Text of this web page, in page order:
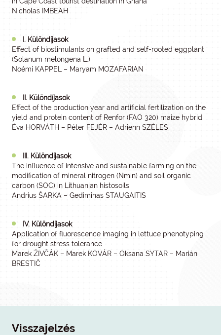
Nicholas IMBEAH
I. Különdíjasok
Effect of biostimulants on grafted and self-rooted eggplant
(Solanum melongena L.)
Noémi KAPPEL – Maryam MOZAFARIAN
II. Különdíjasok
Effect of the production year and artificial fertilization on the
yield and protein content of Renfor (FAO 320) maize hybrid
Éva HORVÁTH – Péter FEJÉR – Adrienn SZÉLES
III. Különdíjasok
The influence of intensive and sustainable farming on the
modification of mineral nitrogen (Nmin) and soil organic
carbon (SOC) in Lithuanian histosoils
Andrius ŠARKA – Gediminas STAUGAITIS
IV. Különdíjasok
Application of fluorescence imaging in lettuce phenotyping
for drought stress tolerance
Marek ŽIVČÁK – Marek KOVÁR – Oksana SYTAR – Marián
BRESTIČ
Visszajelzés